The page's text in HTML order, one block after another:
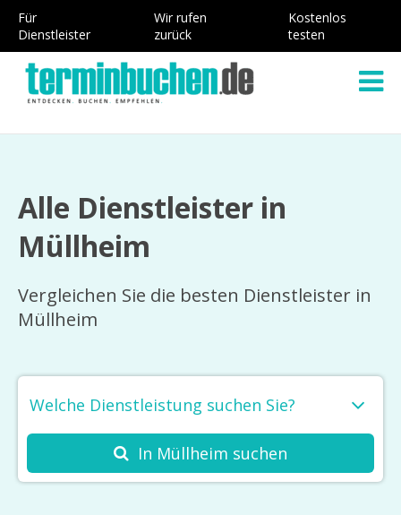
Für
Dienstleister
Wir rufen
zurück
Kostenlos
testen
Alle Dienstleister in
Müllheim
Vergleichen Sie die besten Dienstleister in
Müllheim
Welche Dienstleistung suchen Sie?
Friseur
In Müllheim suchen